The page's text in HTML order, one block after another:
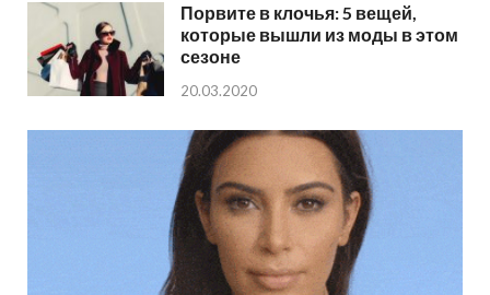
Порвите в клочья: 5 вещей,
которые вышли из моды в этом
сезоне
20.03.2020